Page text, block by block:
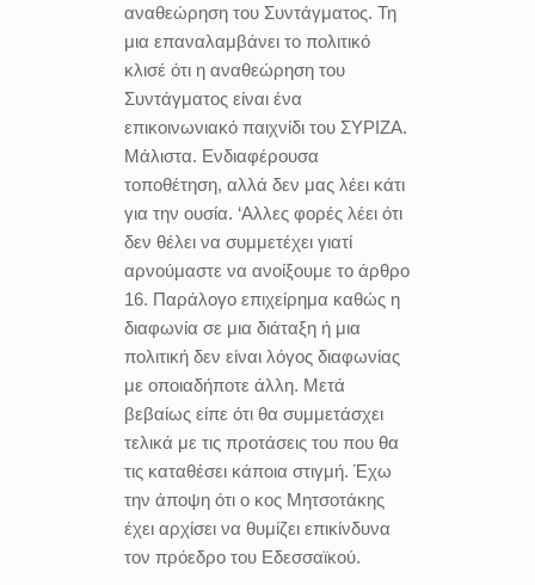
αναθεώρηση του Συντάγματος. Τη
μια επαναλαμβάνει το πολιτικό
κλισέ ότι η αναθεώρηση του
Συντάγματος είναι ένα
επικοινωνιακό παιχνίδι του ΣΥΡΙΖΑ.
Μάλιστα. Ενδιαφέρουσα
τοποθέτηση, αλλά δεν μας λέει κάτι
για την ουσία. ‘Αλλες φορές λέει ότι
δεν θέλει να συμμετέχει γιατί
αρνούμαστε να ανοίξουμε το άρθρο
16. Παράλογο επιχείρημα καθώς η
διαφωνία σε μια διάταξη ή μια
πολιτική δεν είναι λόγος διαφωνίας
με οποιαδήποτε άλλη. Μετά
βεβαίως είπε ότι θα συμμετάσχει
τελικά με τις προτάσεις του που θα
τις καταθέσει κάποια στιγμή. Έχω
την άποψη ότι ο κος Μητσοτάκης
έχει αρχίσει να θυμίζει επικίνδυνα
τον πρόεδρο του Εδεσσαϊκού.